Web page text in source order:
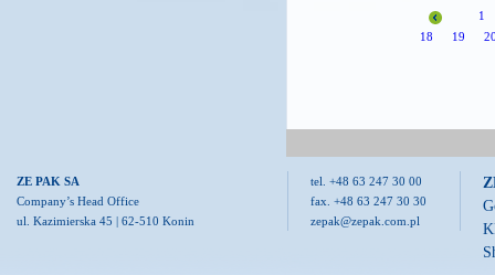
1
18
19
ZE PAK SA
Company’s Head Office
ul. Kazimierska 45 | 62-510 Konin
tel. +48 63 247 30 00
fax. +48 63 247 30 30
zepak@zepak.com.pl